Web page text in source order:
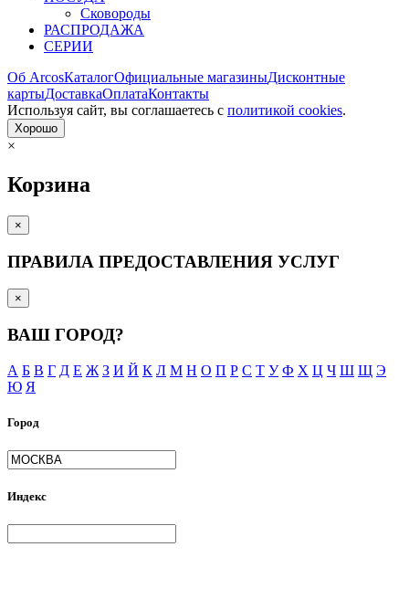
Сковороды
РАСПРОДАЖА
СЕРИИ
Об ArcosКаталогОфициальные магазиныДисконтные
картыДоставкаОплатаКонтакты
Используя сайт, вы согла­шаетесь с политикой cookies.
Хорошо
×
Корзина
×
ПРАВИЛА ПРЕДОСТАВЛЕНИЯ УСЛУГ
×
ВАШ ГОРОД?
А Б В Г Д Е Ж З И Й К Л М Н О П Р С Т У Ф Х Ц Ч Ш Щ Э
Ю Я
Город
Индекс